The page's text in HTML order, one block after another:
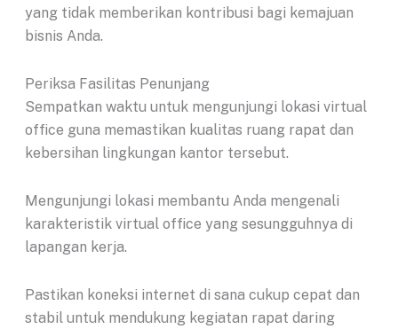
yang tidak memberikan kontribusi bagi kemajuan
bisnis Anda.
Periksa Fasilitas Penunjang
Sempatkan waktu untuk mengunjungi lokasi virtual
office guna memastikan kualitas ruang rapat dan
kebersihan lingkungan kantor tersebut.
Mengunjungi lokasi membantu Anda mengenali
karakteristik virtual office yang sesungguhnya di
lapangan kerja.
Pastikan koneksi internet di sana cukup cepat dan
stabil untuk mendukung kegiatan rapat daring